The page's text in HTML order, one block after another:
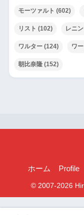
モーツァルト (602)
リスト (102) レニ
ワルター(124) ワ
朝比奈隆(152)
ホーム Profile